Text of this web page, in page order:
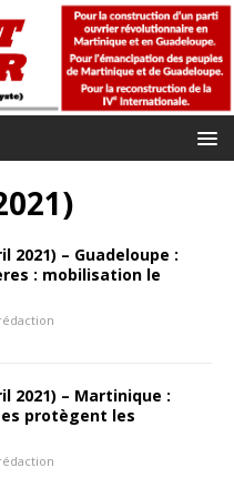
2021) – Guadeloupe :
: mobilisation le
2021) – Martinique :
protègent les